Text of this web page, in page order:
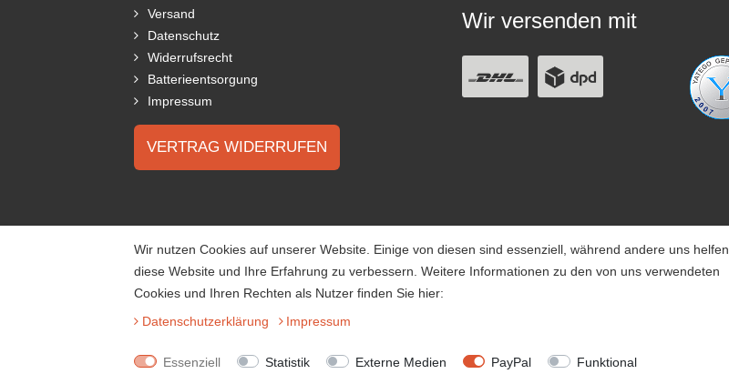
Versand
Datenschutz
Widerrufsrecht
Batterieentsorgung
Impressum
VERTRAG WIDERRUFEN
Wir versenden mit
Wir nutzen Cookies auf unserer Website. Einige von diesen sind essenziell, während andere uns helfen,
diese Website und Ihre Erfahrung zu verbessern. Weitere Informationen zu den von uns verwendeten
Cookies und Ihren Rechten als Nutzer finden Sie hier:
Daten­schutz­erklärung
Impressum
Essenziell Statistik Externe Medien PayPal Funktional